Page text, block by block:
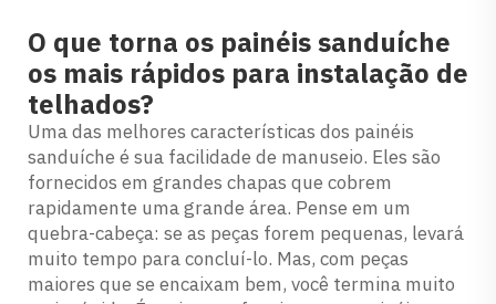
O que torna os painéis sanduíche
os mais rápidos para instalação de
telhados?
Uma das melhores características dos painéis
sanduíche é sua facilidade de manuseio. Eles são
fornecidos em grandes chapas que cobrem
rapidamente uma grande área. Pense em um
quebra-cabeça: se as peças forem pequenas, levará
muito tempo para concluí-lo. Mas, com peças
maiores que se encaixam bem, você termina muito